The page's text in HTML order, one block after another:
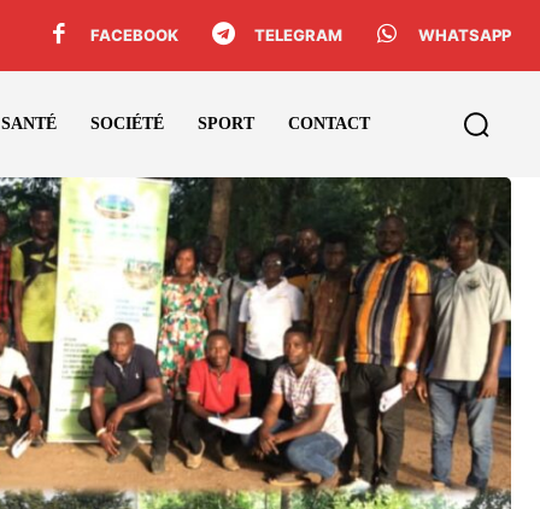
FACEBOOK TELEGRAM WHATSAPP
SANTÉ SOCIÉTÉ SPORT CONTACT